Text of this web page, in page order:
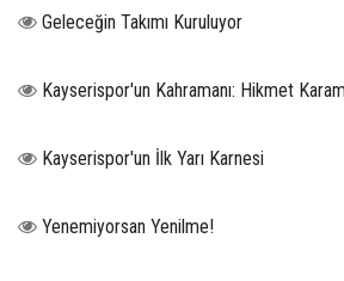
Geleceğin Takımı Kuruluyor
Kayserispor'un Kahramanı: Hikmet
Kayserispor'un İlk Yarı Karnesi
Yenemiyorsan Yenilme!